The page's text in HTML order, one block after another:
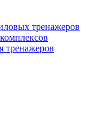
тренажеров
тренажеров